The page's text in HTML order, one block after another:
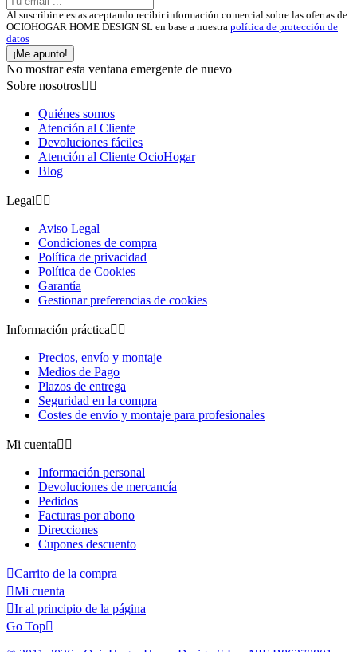
Al suscribirte estas aceptando recibir información comercial sobre las ofertas de
OCIOHOGAR HOME DESIGN SL en base a nuestra política de protección de
datos
¡Me apunto!
No mostrar esta ventana emergente de nuevo
Sobre nosotros 
Quiénes somos
Atención al Cliente
Devoluciones fáciles
Atención al Cliente OcioHogar
Blog
Legal 
Aviso Legal
Condiciones de compra
Política de privacidad
Política de Cookies
Garantía
Gestionar preferencias de cookies
Información práctica 
Precios, envío y montaje
Medios de Pago
Plazos de entrega
Seguridad en la compra
Costes de envío y montaje para profesionales
Mi cuenta 
Información personal
Devoluciones de mercancía
Pedidos
Facturas por abono
Direcciones
Cupones descuento
Carrito de la compra
Mi cuenta
Ir al principio de la página
Go Top